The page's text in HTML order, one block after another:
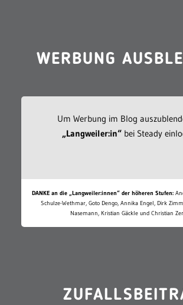
WERBUNG
Um Werbung im Blog
„Langweiler:in“bei Steady
DANKE an die „Langweiler:innen“ der höheren Stufen:
Schulze-Wethmar, Goto Dengo, Annika Engel, Dirk
Nasemann, Kristian Gäckle und Christian